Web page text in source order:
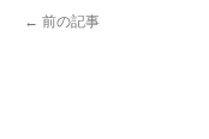
← 前の記事